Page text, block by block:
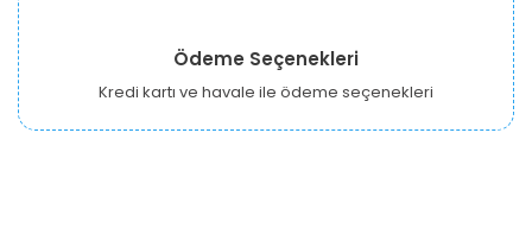
Ödeme Seçenekleri
Kredi kartı ve havale ile ödeme seçenekleri